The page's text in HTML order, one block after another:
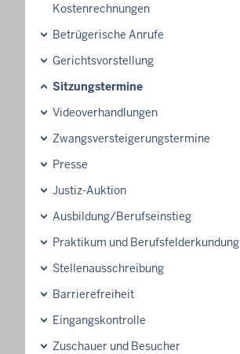
Kostenrechnungen
Betrügerische Anrufe
Gerichtsvorstellung
Sitzungstermine
Videoverhandlungen
Zwangsversteigerungs­termine
Presse
Justiz-Auktion
Ausbildung/Berufseinstieg
Praktikum und Berufsfelderkundung
Stellenausschreibung
Barrierefreiheit
Eingangskontrolle
Zuschauer und Besucher